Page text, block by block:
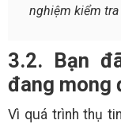
nghiệm kiểm
3.2. Bạn
đang mong
Vì quá trình thụ